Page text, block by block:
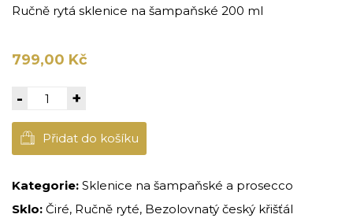
Ručně rytá sklenice na šampaňské 200 ml
799,00 Kč
- +
Přidat do košíku
Kategorie: Sklenice na šampaňské a prosecco
Sklo: Čiré, Ručně ryté, Bezolovnatý český křišťál